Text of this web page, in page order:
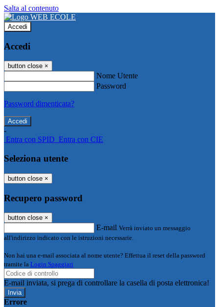
Salta al contenuto
Accedi
Accedi
button close ×
Nome Utente
Password
Password dimenticata?
-
Entra con SPID Entra con CIE
Seleziona utente
button close ×
Recupero password
button close ×
E-mail Verrà inviato un messaggio
all'indirizzo indicato con le istruzioni necessarie.
Non hai una e-mail associata al nome utente? Effettua il reset della password
tramite la Login Spaggiari
E-mail inviata, si prega di controllare la casella di posta elettronica!
Errore